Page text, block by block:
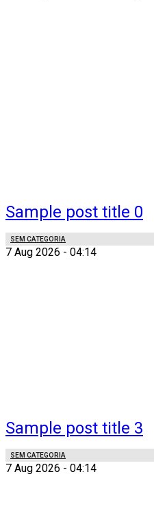
Sample post title 0
SEM CATEGORIA
7 Aug 2026 - 04:14
Sample post title 3
SEM CATEGORIA
7 Aug 2026 - 04:14